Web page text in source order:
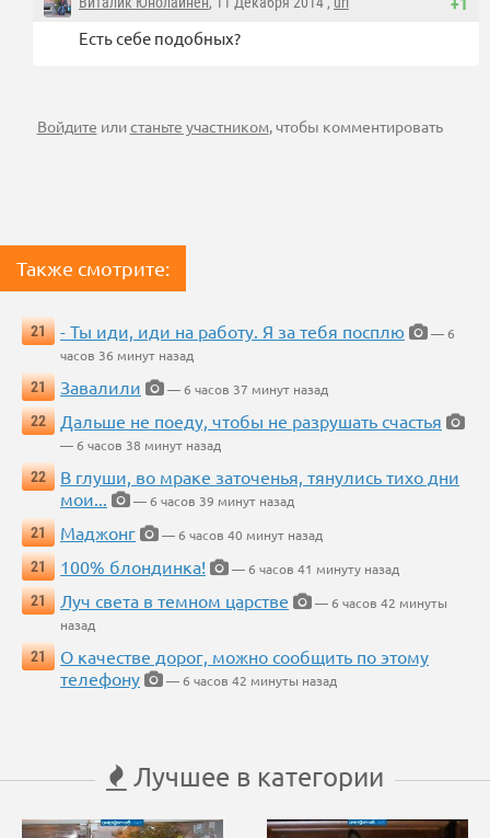
Есть себе подобных?
Войдите илистаньте участником, чтобы комментировать
Также смотрите:
21 - Ты иди, иди на работу. Я за тебя посплю
— 6
часов 36 минут назад
21
Завалили
— 6 часов 37 минут назад
22
Дальше не поеду, чтобы не разрушать счастья
— 6 часов 38 минут назад
22
В глуши, во мраке заточенья, тянулись тихо дни
мои...
— 6 часов 39 минут назад
21
Маджонг
— 6 часов 40 минут назад
21
100% блондинка!
— 6 часов 41 минуту назад
21
Луч света в темном царстве
— 6 часов 42 минуты
назад
21
О качестве дорог, можно сообщить по этому
телефону
— 6 часов 42 минуты назад
Лучшее в категории